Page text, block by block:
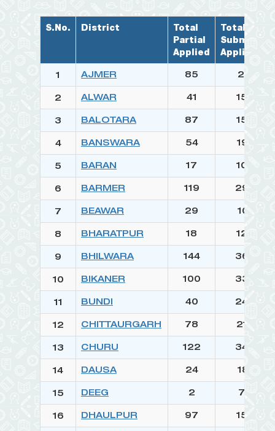
S.No. District
Total
Partial
Applied
Total Final
Submitted
1 AJMER 85 2191
2 ALWAR 41 1545
3 BALOTARA 87 1587
4 BANSWARA 54 1944
5 BARAN 17 1034
6 BARMER 119 2954
7 BEAWAR 29 1061
8 BHARATPUR 18 1237
9 BHILWARA 144 3663
10 BIKANER 100 3326
11 BUNDI 40 2472
12 CHITTAURGARH 78 2159
13 CHURU 122 3467
14 DAUSA 24 1819
15 DEEG 2 725
16 DHAULPUR 97 1576